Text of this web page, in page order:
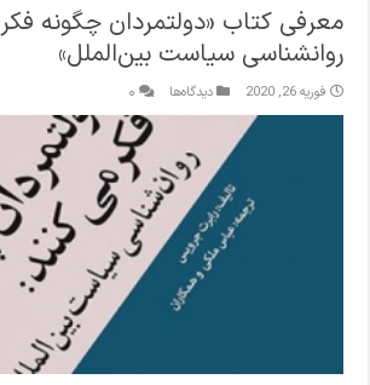
معرفی کتاب «دولتمردان چگونه
روانشناسی سیاست بین‌الملل»
فوریه 26, 2020 دیدگاه‌ها ۰